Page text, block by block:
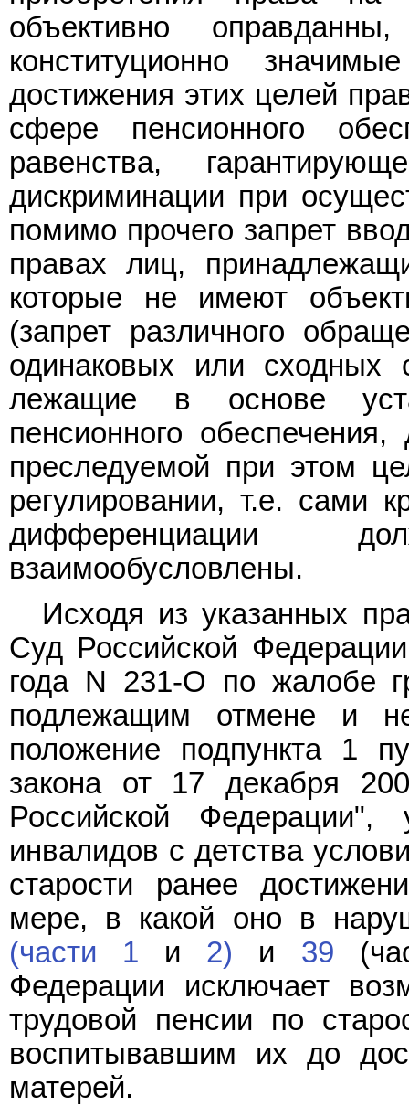
объективно
конституционно
достижения этих целей
сфере пенсионного
равенства,
дискриминации при
помимо прочего запрет
правах лиц,
которые не имеют
(запрет различного
одинаковых или сходных
лежащие в основе
пенсионного
преследуемой при этом
регулировании, т.е. сами
дифференциации
взаимообусловлены.
Исходя из указанных
Суд Российской
года N 231-О по жалобе
подлежащим отмене и
положение подпункта 1
закона от 17 декабря
Российской
инвалидов с детства
старости ранее
мере, в какой оно в
(части 1 и 2) и 39
Федерации исключает
трудовой пенсии по
воспитывавшим их до
матерей.